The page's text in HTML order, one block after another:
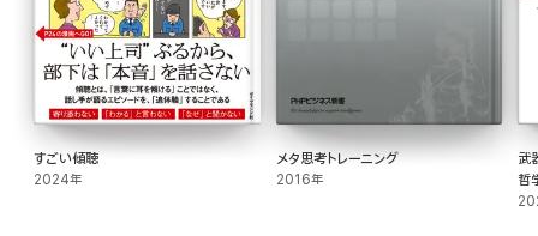
すごい傾聴
2024年
メタ思考トレーニング
2016年
武
哲